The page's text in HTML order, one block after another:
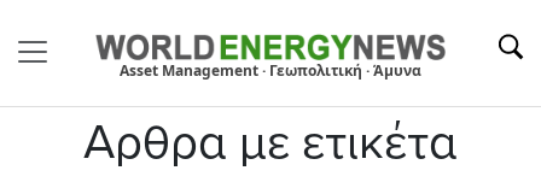
Asset Management · Γεωπολιτική · Άμυνα
Αρθρα με ετικέτα